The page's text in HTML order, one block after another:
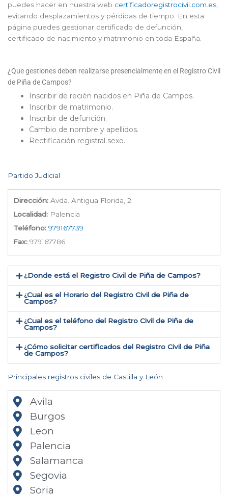
puedes hacer en nuestra web certificadoregistrocivil.com.es,
evitando desplazamientos y pérdidas de tiempo. En esta
página puedes gestionar certificado de defunción,
certificado de nacimiento y matrimonio en toda España.
¿Que gestiones deben realizarse presencialmente en el Registro Civil
de Piña de Campos?
Inscribir de recién nacidos en Piña de Campos.
Inscribir de matrimonio.
Inscribir de defunción.
Cambio de nombre y apellidos.
Rectificación registral sexo.
Partido Judicial
Dirección: Avda. Antigua Florida, 2
Localidad: Palencia
Teléfono: 979167739
Fax: 979167786
¿Donde está el Registro Civil de Piña de Campos​?
¿Cual es el Horario del Registro Civil de Piña de
Campos?
¿Cual es el teléfono del Registro Civil de Piña de
Campos​?
¿Cómo solicitar certificados del Registro Civil de Piña
de Campos​?
Principales registros civiles de Castilla y León
Avila
Burgos
Leon
Palencia
Salamanca
Segovia
Soria